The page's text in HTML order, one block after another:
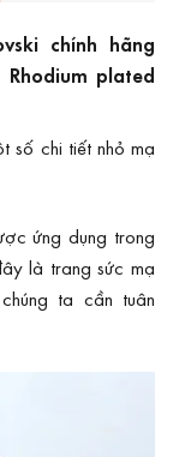
chính hãng
plated
số chi tiết nhỏ mạ
ứng dụng trong
là trang sức mạ
ta cần tuân